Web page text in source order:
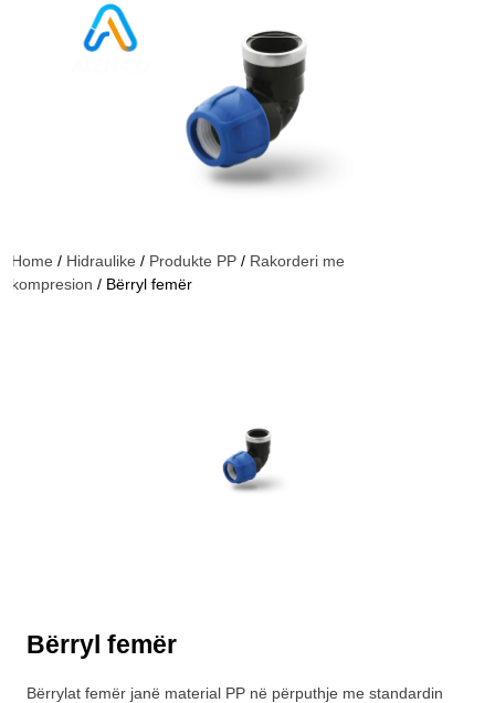
Home / Hidraulike / Produkte PP / Rakorderi me
kompresion / Bërryl femër
Bërryl femër
Bërrylat femër janë material PP në përputhje me standardin